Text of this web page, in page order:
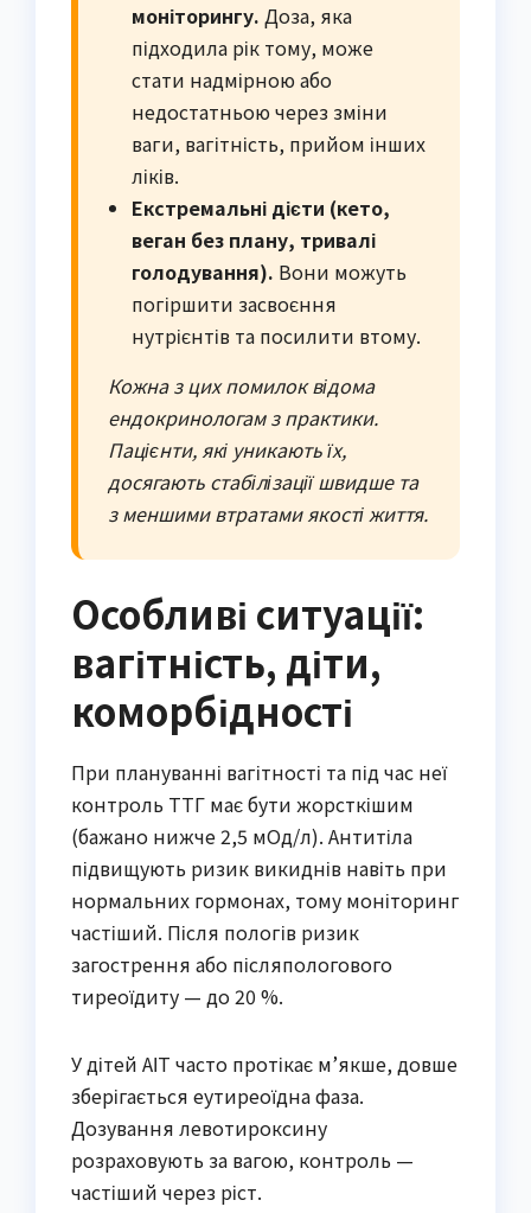
моніторингу. Доза, яка
підходила рік тому, може
стати надмірною або
недостатньою через зміни
ваги, вагітність, прийом інших
ліків.
Екстремальні дієти (кето,
веган без плану, тривалі
голодування). Вони можуть
погіршити засвоєння
нутрієнтів та посилити втому.
Кожна з цих помилок відома
ендокринологам з практики.
Пацієнти, які уникають їх,
досягають стабілізації швидше та
з меншими втратами якості життя.
Особливі ситуації:
вагітність, діти,
коморбідності
При плануванні вагітності та під час неї
контроль ТТГ має бути жорсткішим
(бажано нижче 2,5 мОд/л). Антитіла
підвищують ризик викиднів навіть при
нормальних гормонах, тому моніторинг
частіший. Після пологів ризик
загострення або післяпологового
тиреоїдиту — до 20 %.
У дітей АІТ часто протікає м’якше, довше
зберігається еутиреоїдна фаза.
Дозування левотироксину
розраховують за вагою, контроль —
частіший через ріст.